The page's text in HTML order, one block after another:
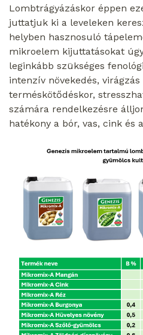
Lombtrágyázáskor éppen
juttatjuk ki a leveleken
helyben hasznosuló
mikroelem kijuttatásokat
leginkább szükséges
intenzív növekedés,
terméskötődéskor,
számára rendelkezésre
hatékony a bór, vas, cink és